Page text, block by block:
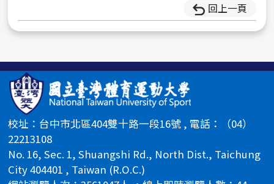
回上一頁
校址：台中市北區404雙十路一段16號 , 電話：（04）
22213108
No. 16, Sec. 1, Shuangshi Rd., North Dist., Taichung
City 404401 , Taiwan (R.O.C.)